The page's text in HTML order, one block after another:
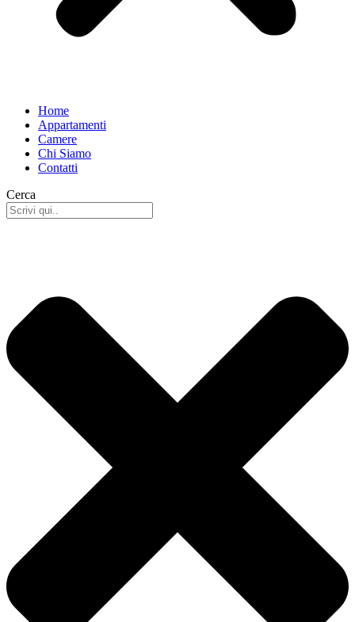
Home
Appartamenti
Camere
Chi Siamo
Contatti
Cerca